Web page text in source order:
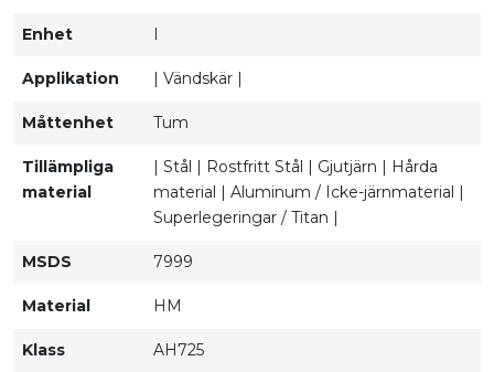
Enhet
Applikation | Vändskär |
Måttenhet Tum
Tillämpliga
material
| Stål | Rostfritt Stål | Gjutjärn | Hårda
material | Aluminum / Icke-järnmaterial |
Superlegeringar / Titan |
MSDS 7999
Material HM
Klass AH725